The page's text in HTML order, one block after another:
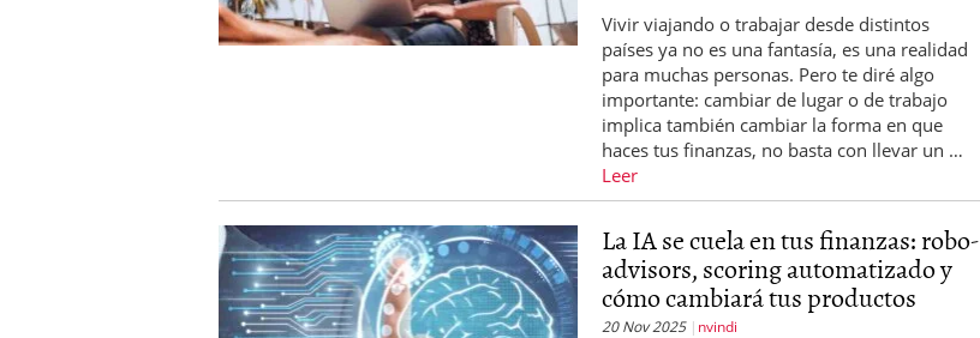
Vivir viajando o trabajar desde distintos
países ya no es una fantasía, es una realidad
para muchas personas. Pero te diré algo
importante: cambiar de lugar o de trabajo
implica también cambiar la forma en que
haces tus finanzas, no basta con llevar un …
Leer
La IA se cuela en tus finanzas: robo-
advisors, scoring automatizado y
cómo cambiará tus productos
20 Nov 2025 nvindi